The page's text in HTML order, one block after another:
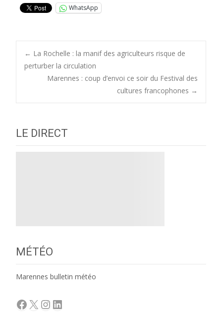
WhatsApp
Post
navigation
← La Rochelle : la manif des agriculteurs risque de
perturber la circulation
Marennes : coup d’envoi ce soir du Festival des
cultures francophones →
LE DIRECT
MÉTÉO
Marennes bulletin météo
Facebook
X Instagram
LinkedIn